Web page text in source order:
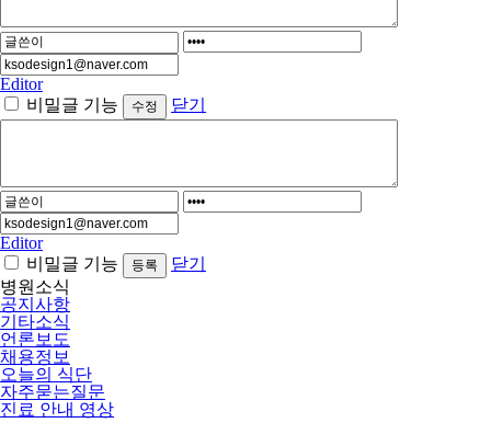
Editor
비밀글 기능
닫기
Editor
비밀글 기능
닫기
병원소식
공지사항
기타소식
언론보도
채용정보
오늘의 식단
자주묻는질문
진료 안내 영상